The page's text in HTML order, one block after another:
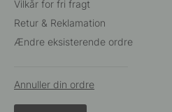
Vilkår for fri fragt
Retur & Reklamation
Ændre eksisterende ordre
Annuller din ordre